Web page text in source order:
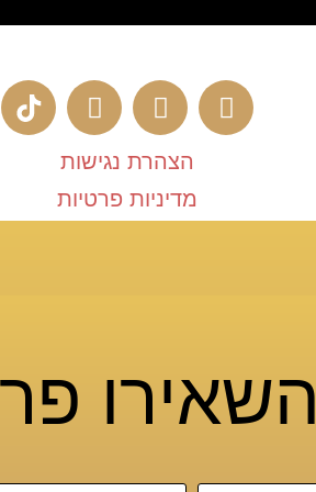
הצהרת נגישות
מדיניות פרטיות
השאירו